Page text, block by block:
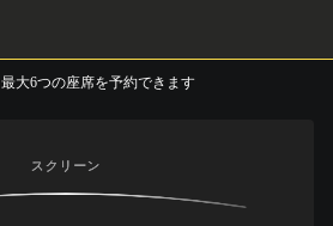
最大6つの座席を予約できます
スクリーン